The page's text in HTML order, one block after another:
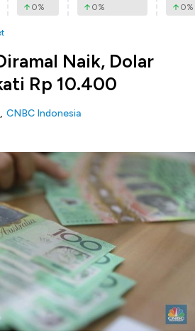
0% 0% 0%
Naik, Dolar
Rp 10.400
CNBC Indonesia